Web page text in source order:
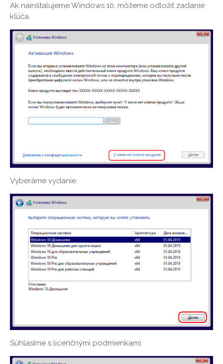
Ak nainštalujeme Windows 10, môžeme odložiť zadanie
kľúča.
Vyberáme vydanie.
Súhlasíme s licenčnými podmienkami.